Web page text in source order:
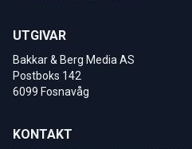
UTGIVAR
Bakkar & Berg Media AS
Postboks 142
6099 Fosnavåg
KONTAKT